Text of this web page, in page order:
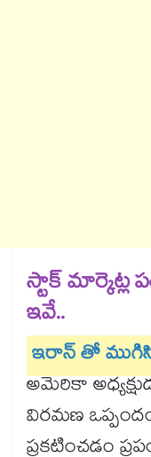
స్టాక్ మార్కెట్ల
ఇవే..
ఇరాన్ తో
అమెరికా
విరమణ
ప్రకటించడం